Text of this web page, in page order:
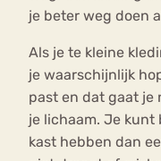
je beter weg doen
Als je te kleine
je waarschijnlijk
past en dat gaat je
je lichaam. Je
kast hebben dan